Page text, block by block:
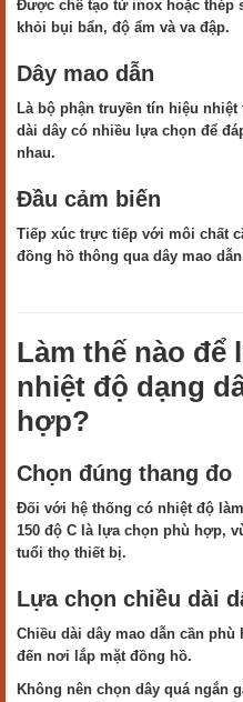
Được chế tạo từ inox hoặc thép
khỏi bụi bẩn, độ ẩm và va đập.
Dây mao dẫn
Là bộ phận truyền tín hiệu
dài dây có nhiều lựa chọn để
nhau.
Đầu cảm biến
Tiếp xúc trực tiếp với môi chất
đồng hồ thông qua dây mao
Làm thế nào để
nhiệt độ dạng
hợp?
Chọn đúng thang đo
Đối với hệ thống có nhiệt độ
150 độ C là lựa chọn phù hợp,
tuổi thọ thiết bị.
Lựa chọn chiều dài
Chiều dài dây mao dẫn cần
đến nơi lắp mặt đồng hồ.
Không nên chọn dây quá ngắn